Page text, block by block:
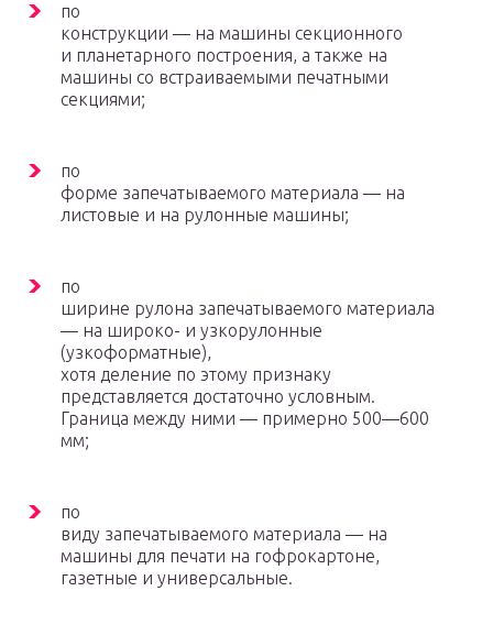
по
конструкции — на машины секционного
и планетарного построения, а также на
машины со встраиваемыми печатными
секциями;
по
форме запечатываемого материала — на
листовые и на рулонные машины;
по
ширине рулона запечатываемого материала
— на широко- и узкорулонные
(узкоформатные),
хотя деление по этому признаку
представляется достаточно условным.
Граница между ними — примерно 500—600
мм;
по
виду запечатываемого материала — на
машины для печати на гофрокартоне,
газетные и универсальные.